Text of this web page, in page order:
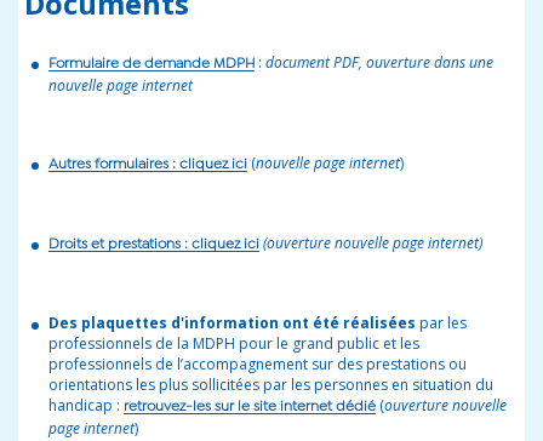
Formulaire de demande MDPH : document PDF, ouverture dans une
nouvelle page internet
Autres formulaires : cliquez ici (nouvelle page internet)
Droits et prestations : cliquez ici (ouverture nouvelle page internet)
Des plaquettes d'information ont été réalisées par les
professionnels de la MDPH pour le grand public et les
professionnels de l’accompagnement sur des prestations ou
orientations les plus sollicitées par les personnes en situation du
handicap : retrouvez-les sur le site internet dédié (ouverture nouvelle
page internet)